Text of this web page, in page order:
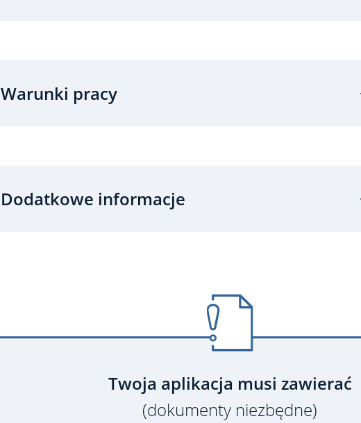
Warunki pracy
Dodatkowe informacje
Twoja aplikacja musi zawierać
(dokumenty niezbędne)